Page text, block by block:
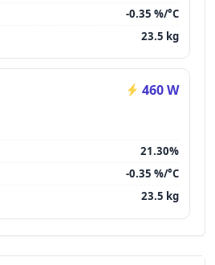
-0.35 %/°C
23.5 kg
460 W
21.30%
-0.35 %/°C
23.5 kg